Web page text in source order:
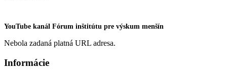
YouTube kanál Fórum inštitútu pre výskum menšín
Nebola zadaná platná URL adresa.
Informácie